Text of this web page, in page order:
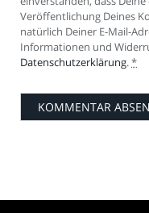
Veröffentlichung Deines
natürlich Deiner E-Mail-
Informationen und
Datenschutzerklärung.*